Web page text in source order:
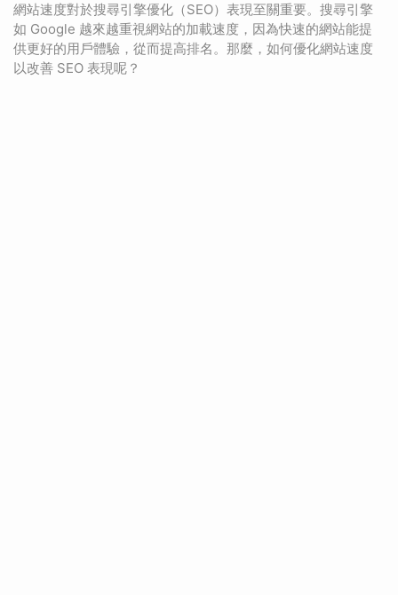
網站速度對於搜尋引擎優化（SEO）表現至關重要。搜尋引擎
如 Google 越來越重視網站的加載速度，因為快速的網站能提
供更好的用戶體驗，從而提高排名。那麼，如何優化網站速度
以改善 SEO 表現呢？